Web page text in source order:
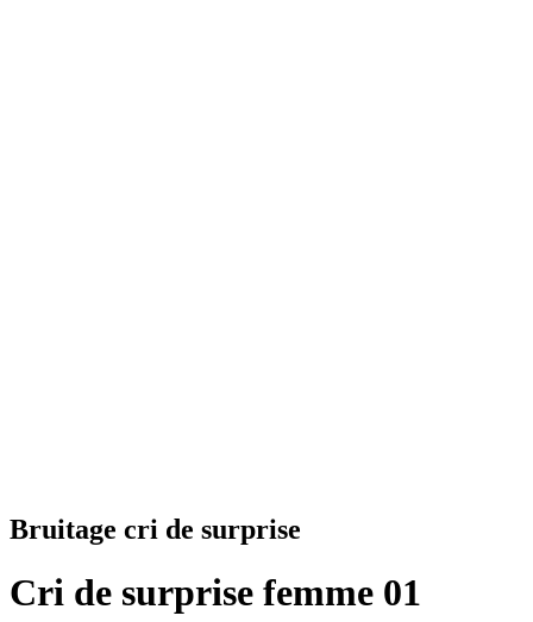
Bruitage cri de surprise
Cri de surprise femme 01